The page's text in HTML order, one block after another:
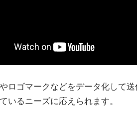
ロゴマークなどをデータ化して送
いるニーズに応えられます。